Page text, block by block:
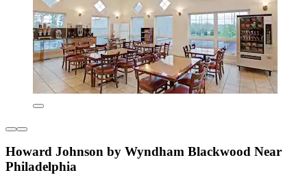
Howard Johnson by Wyndham Blackwood Near
Philadelphia